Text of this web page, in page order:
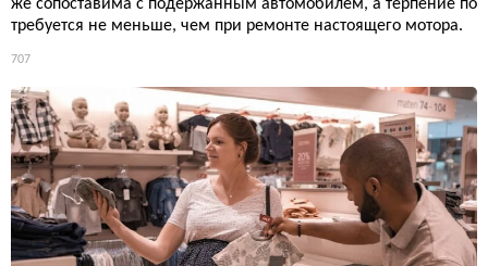
же сопоставима с подержанным автомобилем, а терпение по
требуется не меньше, чем при ремонте настоящего мотора.
707